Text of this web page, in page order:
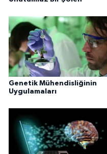
Genetik Mühendisliğinin
Uygulamaları